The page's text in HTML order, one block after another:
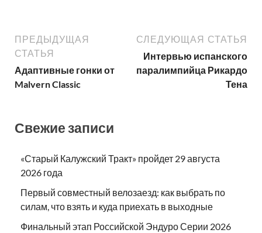
ПРЕДЫДУЩАЯ
СТАТЬЯ
Адаптивные гонки от
Malvern Classic
СЛЕДУЮЩАЯ СТАТЬЯ
Интервью испанского
паралимпийца Рикардо
Тена
Свежие записи
«Старый Калужский Тракт» пройдет 29 августа
2026 года
Первый совместный велозаезд: как выбрать по
силам, что взять и куда приехать в выходные
Финальный этап Российской Эндуро Серии 2026